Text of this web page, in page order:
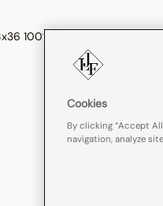
Cookies
By clicking “Accept
navigation, analyze